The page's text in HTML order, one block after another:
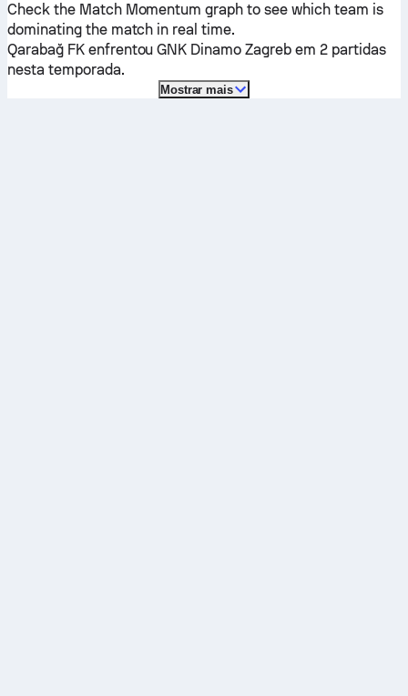
Check the Match Momentum graph to see which team is
dominating the match in real time.
Qarabağ FKenfrentouGNK Dinamo Zagrebem 2 partidas
nesta temporada.
Mostrar mais